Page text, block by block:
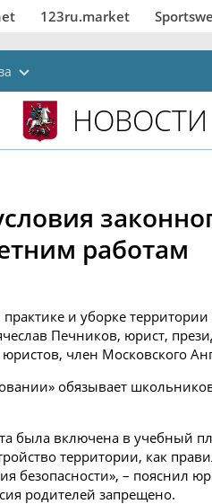
123ru.market
работам
и уборке
Печников, юрист,
член Московского
обязывает
была включена в учебный
территории, как
безопасности», – пояснил
родителей запрещено.